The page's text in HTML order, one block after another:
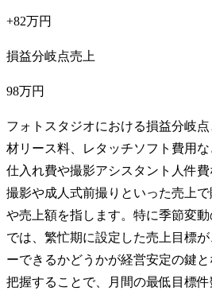
+82万円
損益分岐点売上
98万円
フォトスタジオにおける損益分岐
材リース料、レタッチソフト費用
仕入れ費や撮影アシスタント人件
撮影や成人式前撮りといった売上
や売上額を指します。特に季節変
では、繁忙期に設定した売上目標
ーできるかどうかが経営安定の鍵
把握することで、月間の最低目標